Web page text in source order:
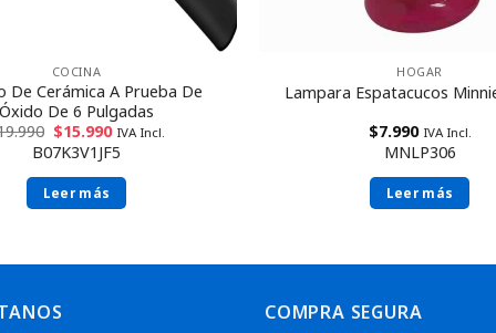
COCINA
De Cerámica A Prueba De
Óxido De 6 Pulgadas
$15.990 IVA Incl.
B07K3V1JF5
Leer más
HOGAR
Lampara Espatacucos
$7.990 IVA Incl.
MNLP306
Leer más
COMPRA SEGURA